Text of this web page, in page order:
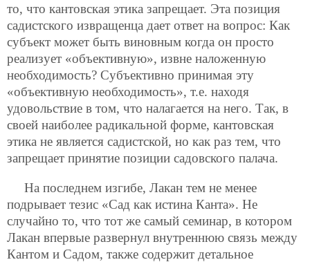
то, что кантовская этика запрещает. Эта позиция
садистского извращенца дает ответ на вопрос: Как
субъект может быть виновным когда он просто
реализует «объективную», извне наложенную
необходимость? Субъективно принимая эту
«объективную необходимость», т.е. находя
удовольствие в том, что налагается на него. Так, в
своей наиболее радикальной форме, кантовская
этика не является садистской, но как раз тем, что
запрещает принятие позиции садовского палача.
На последнем изгибе, Лакан тем не менее
подрывает тезис «Сад как истина Канта». Не
случайно то, что тот же самый семинар, в котором
Лакан впервые развернул внутреннюю связь между
Кантом и Садом, также содержит детальное